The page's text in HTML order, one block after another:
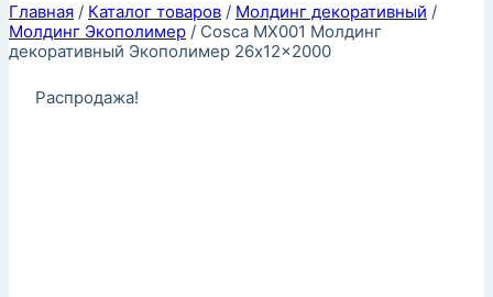
Главная / Каталог товаров / Молдинг декоративный /
Молдинг Экополимер / Cosca MX001 Молдинг
декоративный Экополимер 26x12x2000
Распродажа!